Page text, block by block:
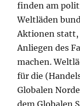
finden am
Weltläden
Aktionen statt,
Anliegen des
machen.
für die
Globalen